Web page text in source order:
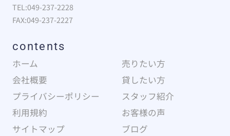
TEL:049-237-2228
FAX:049-237-2227
contents
ホーム
売りたい方
会社概要
貸したい方
プライバシーポリシー
スタッフ紹介
利用規約
お客様の声
サイトマップ
ブログ